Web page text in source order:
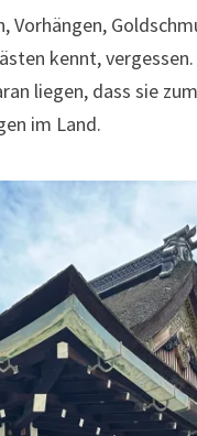
kennt,
liegen, dass sie
im Land.